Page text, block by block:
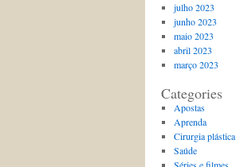
julho 2023
junho 2023
maio 2023
abril 2023
março 2023
Categories
Apostas
Aprenda
Cirurgia plástica
Saúde